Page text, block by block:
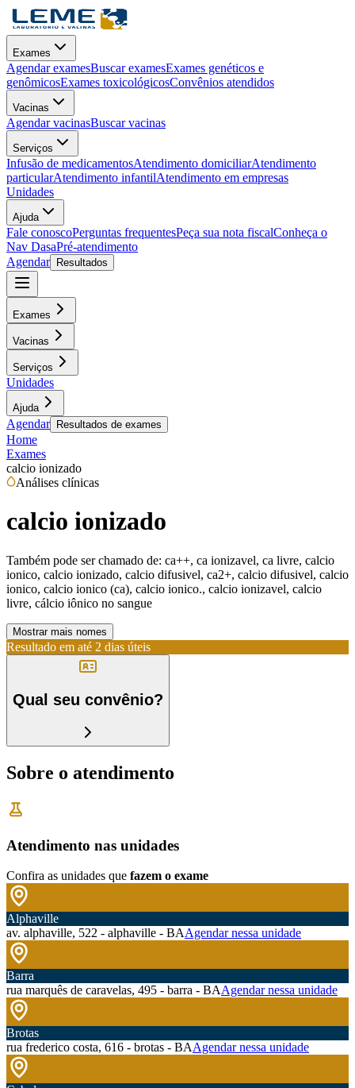
Exames
Agendar examesBuscar examesExames genéticos e
genômicosExames toxicológicosConvênios atendidos
Vacinas
Agendar vacinasBuscar vacinas
Serviços
Infusão de medicamentosAtendimento domiciliarAtendimento
particularAtendimento infantilAtendimento em empresas
Unidades
Ajuda
Fale conoscoPerguntas frequentesPeça sua nota fiscalConheça o
Nav DasaPré-atendimento
Agendar
Resultados
Exames
Vacinas
Serviços
Unidades
Ajuda
Agendar Resultados de exames
Home
Exames
calcio ionizado
Análises clínicas
calcio ionizado
Também pode ser chamado de: ca++, ca ionizavel, ca livre, calcio
ionico, calcio ionizado, calcio difusivel, ca2+, calcio difusivel, calcio
ionico, calcio ionico (ca), calcio ionico., calcio ionizavel, calcio
livre, cálcio iônico no sangue
Mostrar mais nomes
Resultado em até 2 dias úteis
Qual seu convênio?
Sobre o atendimento
Atendimento nas unidades
Confira as unidades que fazem o exame
Alphaville
av. alphaville, 522 - alphaville - BAAgendar nessa unidade
Barra
rua marquês de caravelas, 495 - barra - BAAgendar nessa unidade
Brotas
rua frederico costa, 616 - brotas - BAAgendar nessa unidade